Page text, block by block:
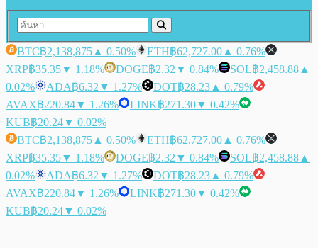
BTC฿2,138,875 ▲ 0.50% ETH฿62,727.00 ▲ 0.76%
XRP฿35.35▼ 1.18% DOGE฿2.32 ▼ 0.84% SOL฿2,458.88 ▲
0.02%
ADA฿6.32 ▼ 1.27% DOT฿28.23 ▲ 0.79%
AVAX฿220.84▼ 1.26% LINK฿271.30▼ 0.42%
KUB฿20.24▼ 0.02%
BTC฿2,138,875 ▲ 0.50% ETH฿62,727.00 ▲ 0.76%
XRP฿35.35▼ 1.18% DOGE฿2.32 ▼ 0.84% SOL฿2,458.88 ▲
0.02%
ADA฿6.32 ▼ 1.27% DOT฿28.23 ▲ 0.79%
AVAX฿220.84▼ 1.26% LINK฿271.30▼ 0.42%
KUB฿20.24▼ 0.02%